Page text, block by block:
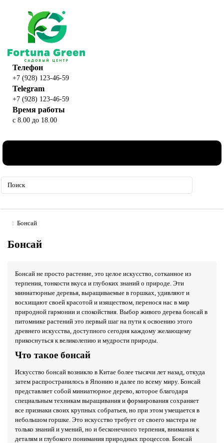
Телефон
+7 (928) 123-46-59
Telegram
+7 (928) 123-46-59
Время работы
с 8.00 до 18.00
Бонсай
Бонсай
Бонсай не просто растение, это целое искусство, сотканное из
терпения, тонкости вкуса и глубоких знаний о природе. Эти
миниатюрные деревья, выращиваемые в горшках, удивляют и
восхищают своей красотой и изяществом, перенося нас в мир
природной гармонии и спокойствия. Выбор живого дерева бонсай в
питомнике растений это первый шаг на пути к освоению этого
древнего искусства, доступного сегодня каждому желающему
прикоснуться к великолепию и мудрости природы.
Что такое бонсай
Искусство бонсай возникло в Китае более тысячи лет назад, откуда
затем распространилось в Японию и далее по всему миру. Бонсай
представляет собой миниатюрное дерево, которое благодаря
специальным техникам выращивания и формирования сохраняет
все признаки своих крупных собратьев, но при этом умещается в
небольшом горшке. Это искусство требует от своего мастера не
только знаний и умений, но и бесконечного терпения, внимания к
деталям и глубокого понимания природных процессов. Бонсай